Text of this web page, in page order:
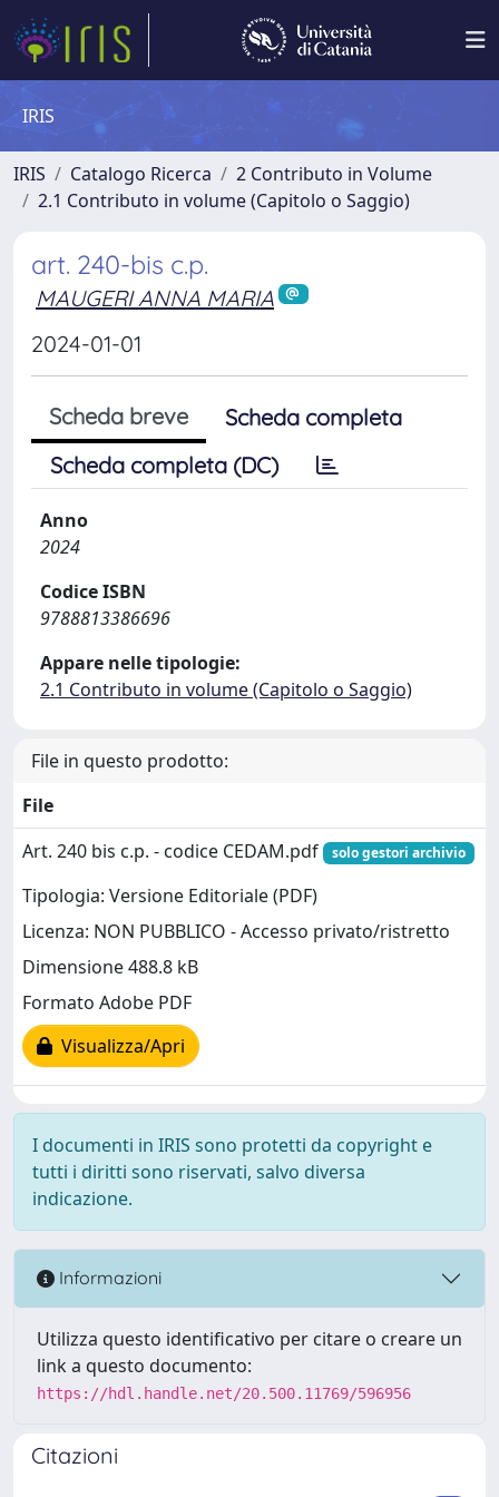
IRIS
IRIS Catalogo Ricerca
2 Contributo in Volume
2.1 Contributo in volume (Capitolo o Saggio)
art. 240-bis c.p.
MAUGERI ANNA MARIA
2024-01-01
Scheda breve
Scheda completa
Scheda completa (DC)
Anno
2024
Codice ISBN
9788813386696
Appare nelle tipologie:
2.1 Contributo in volume (Capitolo o Saggio)
File in questo prodotto:
File
Art. 240 bis c.p. - codice CEDAM.pdf
solo gestori archivio
Tipologia: Versione Editoriale (PDF)
Licenza: NON PUBBLICO - Accesso privato/ristretto
Dimensione 488.8 kB
Formato Adobe PDF
Visualizza/Apri
I documenti in IRIS sono protetti da copyright e
tutti i diritti sono riservati, salvo diversa
indicazione.
Informazioni
Utilizza questo identificativo per citare o creare un
link a questo documento:
https://hdl.handle.net/20.500.11769/596956
Citazioni